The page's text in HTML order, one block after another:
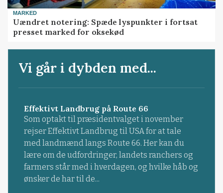
MARKED
Uændret notering: Spæde lyspunkter i fortsat
presset marked for oksekød
Vi går i dybden med...
Effektivt Landbrug på Route 66
Som optakt til præsidentvalget i november
rejser Effektivt Landbrug til USA for at tale
med landmænd langs Route 66. Her kan du
lære om de udfordringer, landets ranchers og
farmers står med i hverdagen, og hvilke håb og
ønsker de har til de...